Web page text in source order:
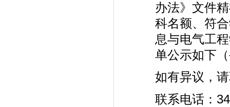
办法》文件
科名额、符
息与电气工
单公示如下（
如有异议，请
联系电话：